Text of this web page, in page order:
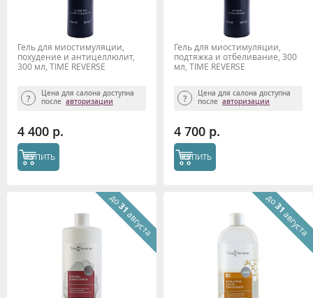
Гель для миостимуляции,
похудение и антицеллюлит,
300 мл, TIME REVERSE
Цена для салона доступна
после авторизации
4 400 р.
КУПИТЬ
Гель для миостимуляции,
подтяжка и отбеливание, 300
мл, TIME REVERSE
Цена для салона доступна
после авторизации
4 700 р.
КУПИТЬ
до31августа
до31августа